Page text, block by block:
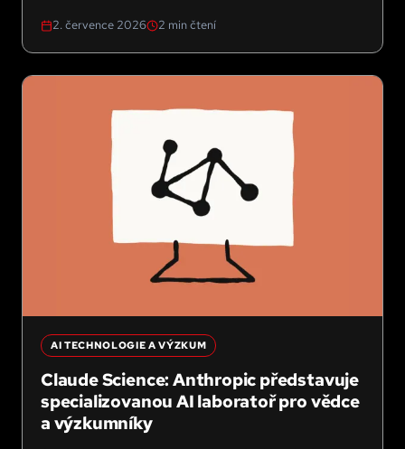
2. července 2026 2 min čtení
AI TECHNOLOGIE A VÝZKUM
Claude Science: Anthropic představuje
specializovanou AI laboratoř pro vědce
a výzkumníky